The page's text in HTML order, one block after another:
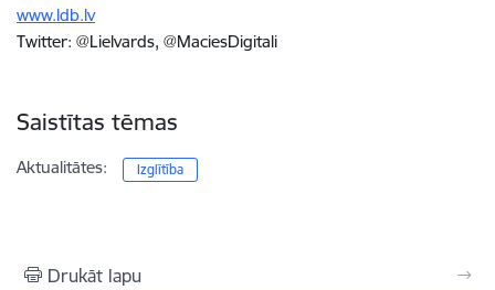
www.ldb.lv
Twitter: @Lielvards, @MaciesDigitali
Saistītas tēmas
Aktualitātes: Izglītība
Drukāt lapu